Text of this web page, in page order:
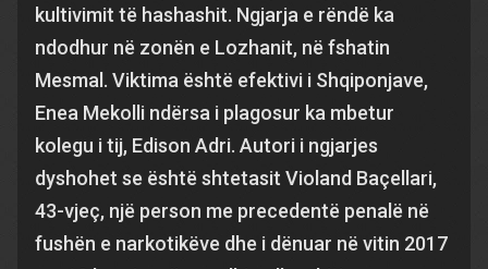
kultivimit të hashashit. Ngjarja e rëndë ka
ndodhur në zonën e Lozhanit, në fshatin
Mesmal. Viktima është efektivi i Shqiponjave,
Enea Mekolli ndërsa i plagosur ka mbetur
kolegu i tij, Edison Adri. Autori i ngjarjes
dyshohet se është shtetasit Violand Baçellari,
43-vjeç, një person me precedentë penalë në
fushën e narkotikëve dhe i dënuar në vitin 2017